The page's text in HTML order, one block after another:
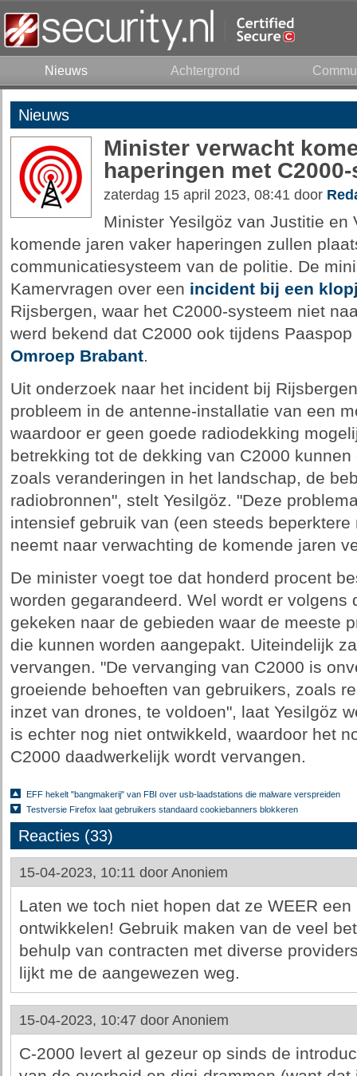
Nieuws Achtergrond
Nieuws
Minister verwacht
haperingen met
zaterdag 15 april 2023, 08:41 door
Minister Yesilgöz van Justitie en
komende jaren vaker haperingen zullen
communicatiesysteem van de politie. De
Kamervragen over een incident bij een
Rijsbergen, waar het C2000-systeem niet
werd bekend dat C2000 ook tijdens
Omroep Brabant.
Uit onderzoek naar het incident bij
probleem in de antenne-installatie van een
waardoor er geen goede radiodekking
betrekking tot de dekking van C2000
zoals veranderingen in het landschap, de
radiobronnen", stelt Yesilgöz. "Deze
intensief gebruik van (een steeds
neemt naar verwachting de komende jaren
De minister voegt toe dat honderd procent
worden gegarandeerd. Wel wordt er volgens
gekeken naar de gebieden waar de meeste
die kunnen worden aangepakt. Uiteindelijk
vervangen. "De vervanging van C2000 is
groeiende behoeften van gebruikers, zoals
inzet van drones, te voldoen", laat Yesilgöz
is echter nog niet ontwikkeld, waardoor het
C2000 daadwerkelijk wordt vervangen.
EFF hekelt "bangmakerij" van FBI over usb-laadstations die malware verspreiden
Testversie Firefox laat gebruikers standaard cookiebanners blokkeren
Reacties (33)
15-04-2023, 10:11 door Anoniem
Laten we toch niet hopen dat ze WEER
ontwikkelen! Gebruik maken van de veel
behulp van contracten met diverse
lijkt me de aangewezen weg.
15-04-2023, 10:47 door Anoniem
C-2000 levert al gezeur op sinds de